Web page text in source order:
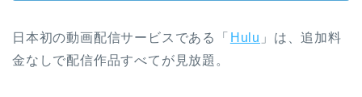
日本初の動画配信サービスである「 Hulu 」は、追加料
金なしで配信作品すべてが見放題。